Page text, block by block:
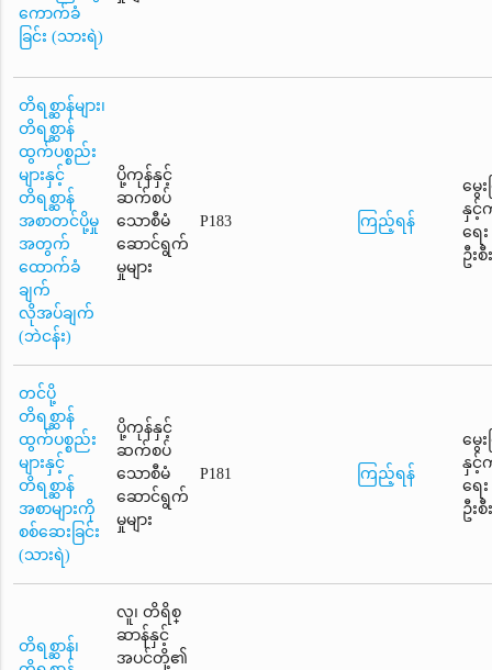
ကောက်ခံ
ခြင်း (သားရဲ)
တိရစ္ဆာန်များ၊
တိရစ္ဆာန်
ထွက်ပစ္စည်း
များနှင့်
တိရစ္ဆာန်
အစာတင်ပို့မှု
အတွက်
ထောက်ခံ
ချက်
လိုအပ်ချက်
(ဘဲငန်း)
ပို့ကုန်နှင့်
ဆက်စပ်
သောစီမံ
ဆောင်ရွက်
မှုများ
P183 ကြည့်ရန်
မွေး
နှ
ရေး
ဦးစီ
တင်ပို့
တိရစ္ဆာန်
ထွက်ပစ္စည်း
များနှင့်
တိရစ္ဆာန်
အစာများကို
စစ်ဆေးခြင်း
(သားရဲ)
ပို့ကုန်နှင့်
ဆက်စပ်
သောစီမံ
ဆောင်ရွက်
မှုများ
P181 ကြည့်ရန်
မွေး
နှ
ရေး
ဦးစီ
တိရစ္ဆာန်၊
လူ၊ တိရိစ္
ဆာန်နှင့်
အပင်တို့၏